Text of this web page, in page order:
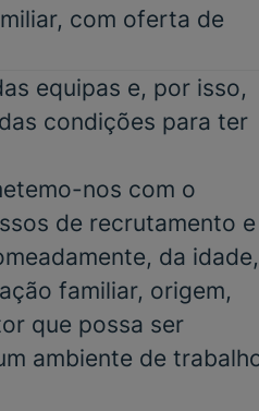
com oferta de
equipas e, por isso,
condições para ter
nos com o
de recrutamento e
da idade,
familiar, origem,
que possa ser
ambiente de